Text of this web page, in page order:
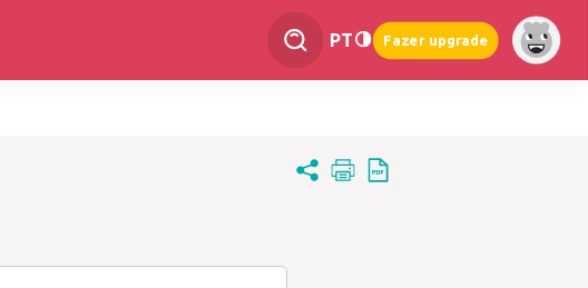
PT Fazer upgrade